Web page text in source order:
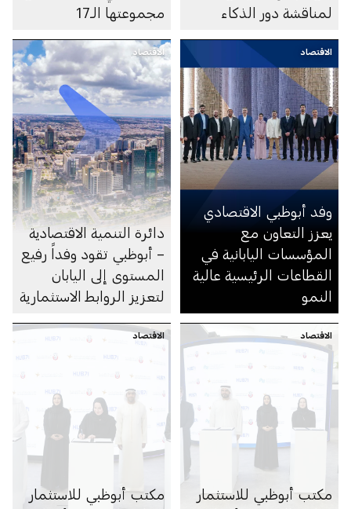
لمناقشة دور الذكاء
مستقبل العمل
مجموعتها الـ17
الاقتصاد
وفد أبوظبي الاقتصادي
يعزز التعاون مع
المؤسسات اليابانية في
القطاعات الرئيسية عالية
النمو
الاقتصاد
دائرة التنمية الاقتصادية
– أبوظبي تقود وفداً رفيع
المستوى إلى اليابان
لتعزيز الروابط الاستثمارية
الاقتصاد
مكتب أبوظبي للاستثمار
الاقتصاد
مكتب أبوظبي للاستثمار